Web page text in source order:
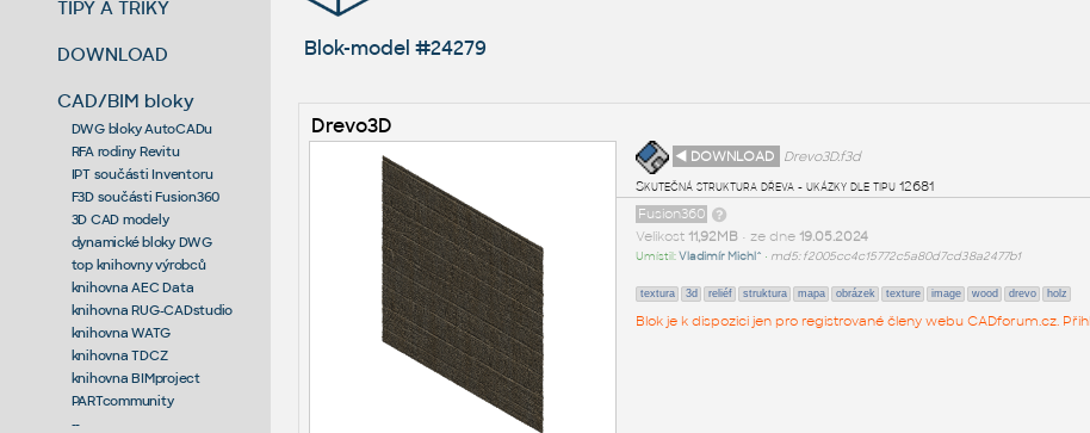
TIPY A TRIKY
DOWNLOAD
CAD/BIM bloky
DWG bloky AutoCADu
RFA rodiny Revitu
IPT součásti Inventoru
F3D součásti Fusion360
3D CAD modely
dynamické bloky DWG
top knihovny výrobců
knihovna AEC Data
knihovna RUG-CADstudio
knihovna WATG
knihovna TDCZ
knihovna BIMproject
PARTcommunity
--
Blok-model #24279
Drevo3D
◄ DOWNLOAD
Drevo3D.f3d
Skutečná struktura dřeva - ukázky dle tipu 12681
Fusion360
Velikost 11,92MB• ze dne 19.05.2024
Umístil:Vladimír Michl^ • md5: f2005cc4c15772c5a80d7cd38a2477b1
textura 3d reliéf struktura mapa obrázek texture image wood drevo holz
Blok je k dispozici jen pro registrované členy webu CADforum.cz.